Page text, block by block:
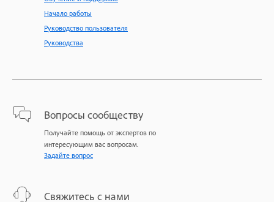
Начало работы
Руководство пользователя
Руководства
Вопросы сообществу
Получайте помощь от экспертов по
интересующим вас вопросам.
Задайте вопрос
Свяжитесь с нами